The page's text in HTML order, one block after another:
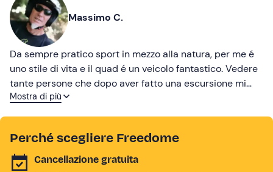
Massimo C.
Da sempre pratico sport in mezzo alla natura, per me é
uno stile di vita e il quad é un veicolo fantastico. Vedere
tante persone che dopo aver fatto una escursione mi
ringraziano per come sia organizzato il tutto é una
Mostra di più
Perché scegliere Freedome
Cancellazione gratuita